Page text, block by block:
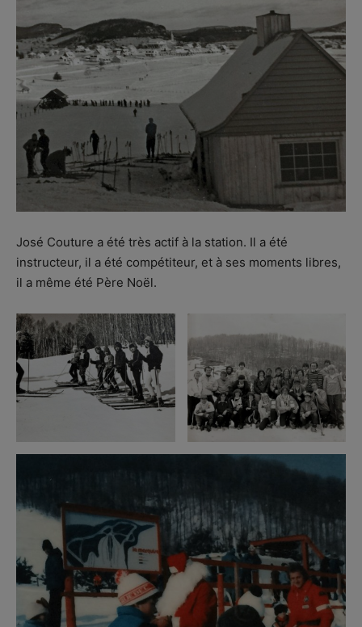
José Couture a été très actif à la station. Il a été
instructeur, il a été compétiteur, et à ses moments libres,
il a même été Père Noël.